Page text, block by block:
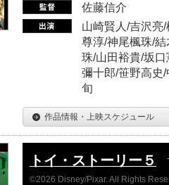
佐藤信介
山崎賢人/吉沢亮
尊淳/神尾楓珠/
珠/山田裕貴/坂
彌十郎/笹野高史
旬
作品情報・上映スケジュール
トイ・ストーリー５
©2026 Disney/Pixar. All Rights